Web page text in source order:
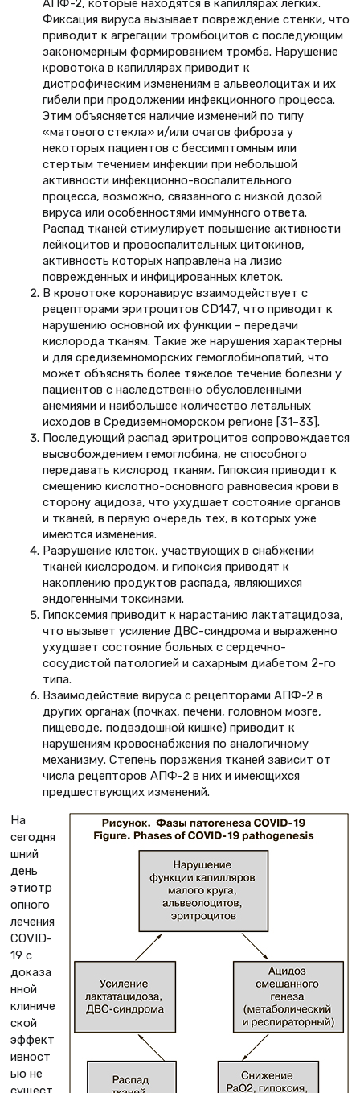
АПФ-2, которые находятся в капиллярах легких.
Фиксация вируса вызывает повреждение стенки, что
приводит к агрегации тромбоцитов с последующим
закономерным формированием тромба. Нарушение
кровотока в капиллярах приводит к
дистрофическим изменениям в альвеолоцитах и их
гибели при продолжении инфекционного процесса.
Этим объясняется наличие изменений по типу
«матового стекла» и/или очагов фиброза у
некоторых пациентов с бессимптомным или
стертым течением инфекции при небольшой
активности инфекционно-воспалительного
процесса, возможно, связанного с низкой дозой
вируса или особенностями иммунного ответа.
Распад тканей стимулирует повышение активности
лейкоцитов и провоспалительных цитокинов,
активность которых направлена на лизис
поврежденных и инфицированных клеток.
В кровотоке коронавирус взаимодействует с
рецепторами эритроцитов CD147, что приводит к
нарушению основной их функции – передачи
кислорода тканям. Такие же нарушения характерны
и для средиземноморских гемоглобинопатий, что
может объяснять более тяжелое течение болезни у
пациентов с наследственно обусловленными
анемиями и наибольшее количество летальных
исходов в Средиземноморском регионе [31–33].
Последующий распад эритроцитов сопровождается
высвобождением гемоглобина, не способного
передавать кислород тканям. Гипоксия приводит к
смещению кислотно-основного равновесия крови в
сторону ацидоза, что ухудшает состояние органов
и тканей, в первую очередь тех, в которых уже
имеются изменения.
Разрушение клеток, участвующих в снабжении
тканей кислородом, и гипоксия приводят к
накоплению продуктов распада, являющихся
эндогенными токсинами.
Гипоксемия приводит к нарастанию лактатацидоза,
что вызывет усиление ДВС-синдрома и выраженно
ухудшает состояние больных с сердечно-
сосудистой патологией и сахарным диабетом 2-го
типа.
Взаимодействие вируса с рецепторами АПФ-2 в
других органах (почках, печени, головном мозге,
пищеводе, подвздошной кишке) приводит к
нарушениям кровоснабжения по аналогичному
механизму. Степень поражения тканей зависит от
числа рецепторов АПФ-2 в них и имеющихся
предшествующих изменений.
На
сегодня
шний
день
этиотр
опного
лечения
COVID-
19 c
доказа
нной
клиниче
ской
эффект
ивност
ью не